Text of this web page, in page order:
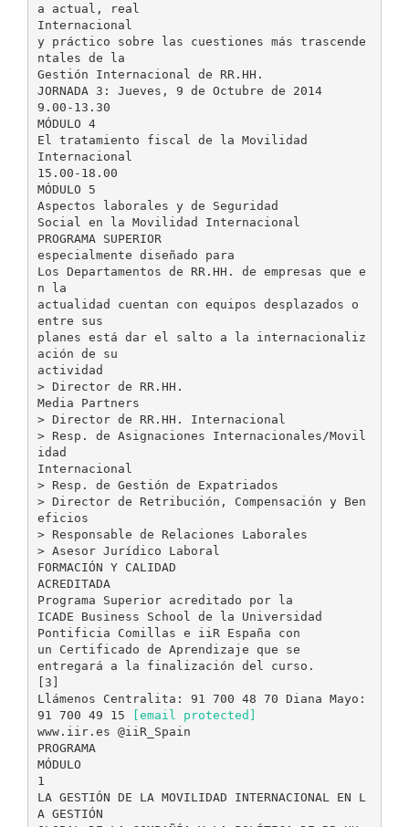
a actual, real
Internacional
y práctico sobre las cuestiones más trascende
ntales de la
Gestión Internacional de RR.HH.
JORNADA 3: Jueves, 9 de Octubre de 2014
9.00-13.30
MÓDULO 4
El tratamiento fiscal de la Movilidad
Internacional
15.00-18.00
MÓDULO 5
Aspectos laborales y de Seguridad
Social en la Movilidad Internacional
PROGRAMA SUPERIOR
especialmente diseñado para
Los Departamentos de RR.HH. de empresas que e
n la
actualidad cuentan con equipos desplazados o
entre sus
planes está dar el salto a la internacionaliz
ación de su
actividad
> Director de RR.HH.
Media Partners
> Director de RR.HH. Internacional
> Resp. de Asignaciones Internacionales/Movil
idad
Internacional
> Resp. de Gestión de Expatriados
> Director de Retribución, Compensación y Ben
eficios
> Responsable de Relaciones Laborales
> Asesor Jurídico Laboral
FORMACIÓN Y CALIDAD
ACREDITADA
Programa Superior acreditado por la
ICADE Business School de la Universidad
Pontificia Comillas e iiR España con
un Certificado de Aprendizaje que se
entregará a la finalización del curso.
[3]
Llámenos Centralita: 91 700 48 70 Diana Mayo:
91 700 49 15
[email protected]
www.iir.es @iiR_Spain
PROGRAMA
MÓDULO
1
LA GESTIÓN DE LA MOVILIDAD INTERNACIONAL EN L
A GESTIÓN